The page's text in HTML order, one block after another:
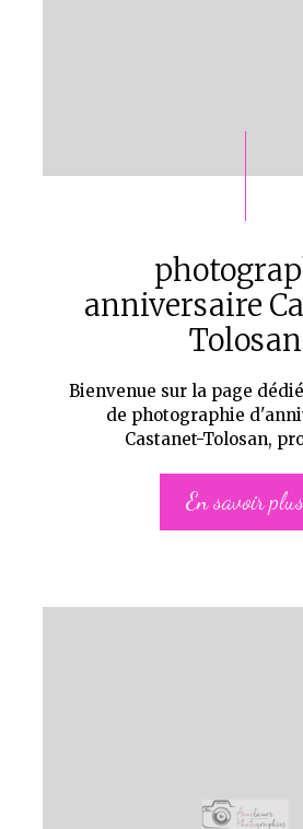
anniversaire
Tolosan
Bienvenue sur la page
de photographie
Castanet-Tolosan,
En savoir plus